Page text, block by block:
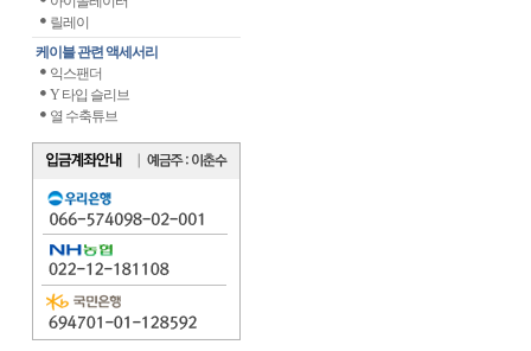
릴레이
케이블 관련 액세서리
익스팬더
Y 타입 슬리브
열 수축튜브